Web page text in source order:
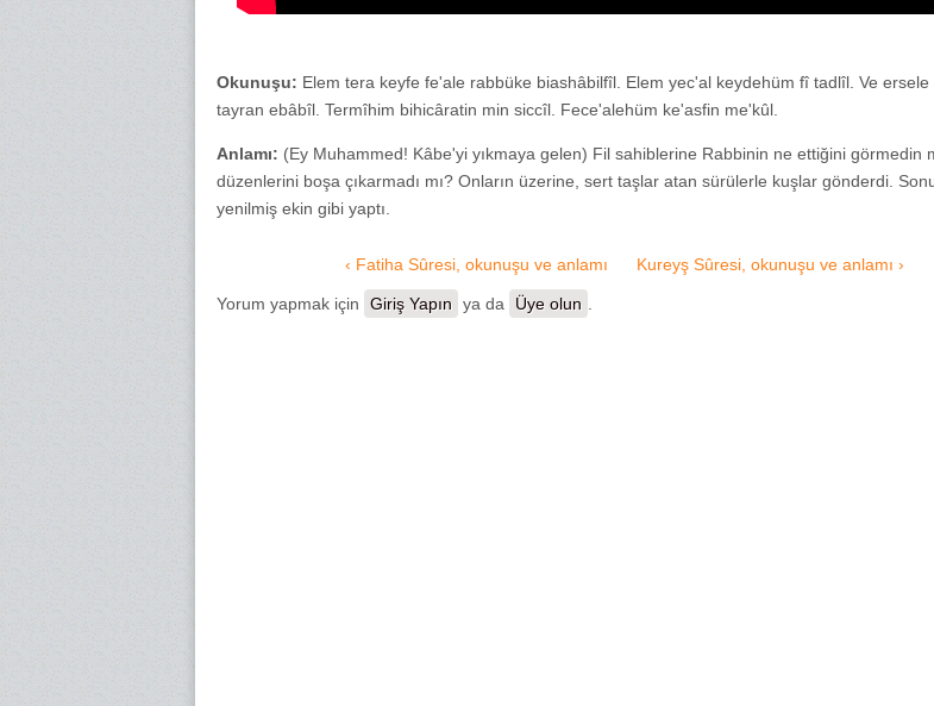
Okunuşu: Elem tera keyfe fe'ale rabbüke biashâbilfîl. Elem yec'al keydehüm fî tadlîl. Ve ersele
tayran ebâbîl. Termîhim bihicâratin min siccîl. Fece'alehüm ke'asfin me'kûl.
Anlamı: (Ey Muhammed! Kâbe'yi yıkmaya gelen) Fil sahiblerine Rabbinin ne ettiğini görmedin
düzenlerini boşa çıkarmadı mı? Onların üzerine, sert taşlar atan sürülerle kuşlar gönderdi.
yenilmiş ekin gibi yaptı.
‹ Fatiha Sûresi, okunuşu ve anlamı Kureyş Sûresi, okunuşu ve anlamı ›
Yorum yapmak için Giriş Yapın ya da Üye olun